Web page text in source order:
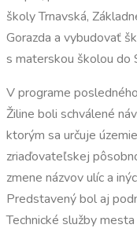
školy Trnavská,
Gorazda a vybudovať
s materskou školou do
V programe
Žiline boli schválené
ktorým sa určuje
zriaďovateľskej
zmene názvov ulíc a
Predstavený bol aj
Technické služby